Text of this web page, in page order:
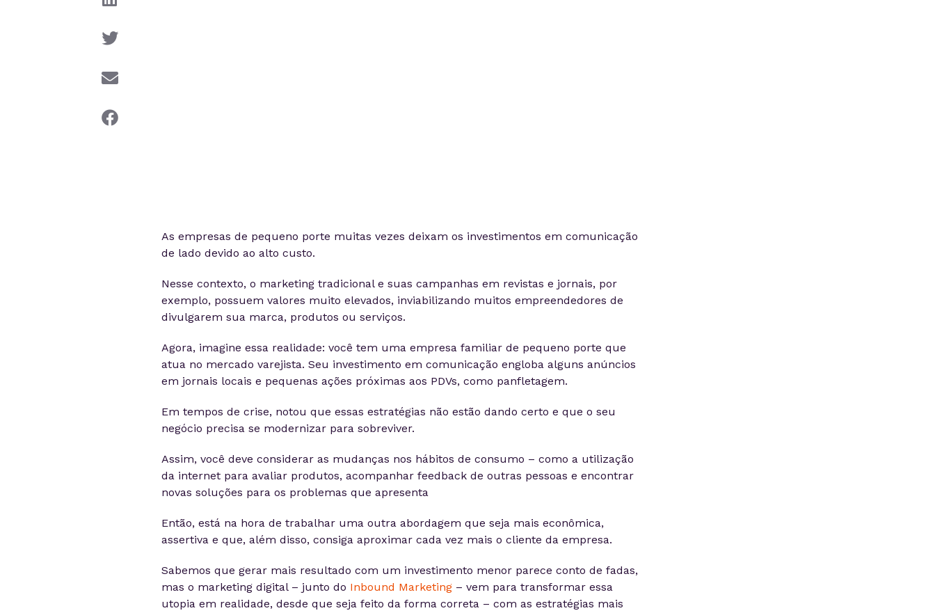
As empresas de pequeno porte muitas vezes deixam os investimentos em comunicação
de lado devido ao alto custo.
Nesse contexto, o marketing tradicional e suas campanhas em revistas e jornais, por
exemplo, possuem valores muito elevados, inviabilizando muitos empreendedores de
divulgarem sua marca, produtos ou serviços.
Agora, imagine essa realidade: você tem uma empresa familiar de pequeno porte que
atua no mercado varejista. Seu investimento em comunicação engloba alguns anúncios
em jornais locais e pequenas ações próximas aos PDVs, como panfletagem.
Em tempos de crise, notou que essas estratégias não estão dando certo e que o seu
negócio precisa se modernizar para sobreviver.
Assim, você deve considerar as mudanças nos hábitos de consumo – como a utilização
da internet para avaliar produtos, acompanhar feedback de outras pessoas e encontrar
novas soluções para os problemas que apresenta
Então, está na hora de trabalhar uma outra abordagem que seja mais econômica,
assertiva e que, além disso, consiga aproximar cada vez mais o cliente da empresa.
Sabemos que gerar mais resultado com um investimento menor parece conto de fadas,
mas o marketing digital – junto do Inbound Marketing– vem para transformar essa
utopia em realidade, desde que seja feito da forma correta – com as estratégias mais